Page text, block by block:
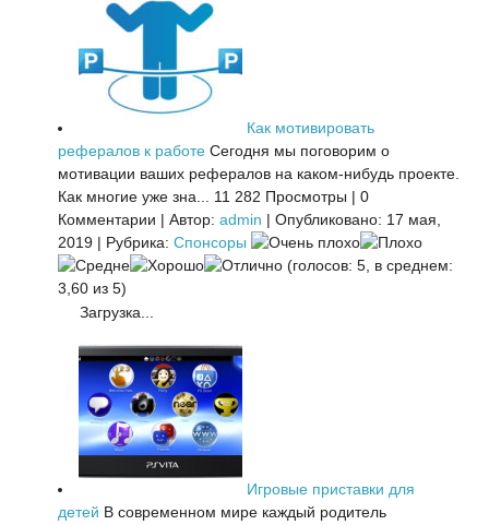
Как мотивировать
рефералов к работе Сегодня мы поговорим о
мотивации ваших рефералов на каком-нибудь проекте.
Как многие уже зна...
11 282 Просмотры | 0
Комментарии | Автор: admin | Опубликовано: 17 мая,
2019 | Рубрика: Спонсоры
(голосов: 5, в среднем:
3,60 из 5)
Загрузка...
Игровые приставки для
детей В современном мире каждый родитель